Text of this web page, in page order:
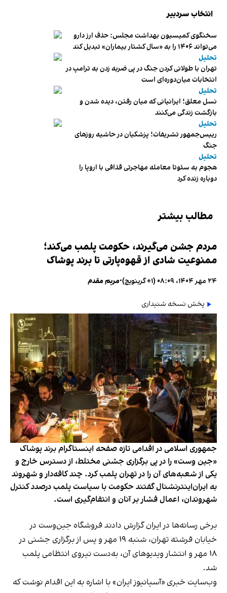
انتخاب سردبیر
سخنگوی کمیسیون بهداشت مجلس: حذف ارز دارو
می‌تواند ۱۴۰۶ را به «سال کشتار بیماران» تبدیل کند
تحلیل
تهران با طولانی کردن جنگ در پی ضربه زدن به ترامپ در
انتخابات میان‌دوره‌ای است
تحلیل
نسل معلق؛ ایرانیانی که میان رفتن، دیده شدن و
بازگشت زندگی می‌کنند
تحلیل
رییس‌جمهور تشریفات؛ پزشکیان در حاشیه روزهای
جنگ
تحلیل
هجوم به سئوتا معامله مهاجرتی قذافی با اروپا را
دوباره زنده کرد
مطالب بیشتر
مردم جشن می‌گیرند، حکومت پلمب می‌کند؛
ممنوعیت شادی از قهوه‌پارتی تا برند پوشاک
۲۴ مهر ۱۴۰۴، ۰۸:۰۹ (‎+۱ گرینویچ) •مریم مقدم
پخش نسخه شنیداری
جمهوری اسلامی در اقدامی تازه صفحه اینستاگرام برند پوشاک
«جین وست» را در پی برگزاری جشنی مختلط، از دسترس خارج و
یکی از شعبه‌های آن را در تهران پلمب کرد. چند کافه‌‌دار و شهروند
به ایران‌اینترنشنال گفتند حکومت با سیاست پلمب درصدد کنترل
شهروندان، اعمال فشار بر آنان و انتقام‌گیری است.
برخی رسانه‌ها در ایران گزارش دادند فروشگاه جین‌وست در
خیابان فرشته تهران، شنبه ۱۹ مهر و پس از برگزاری جشنی در
۱۸ مهر و انتشار ویدیوهای آن، به‌دست نیروی انتظامی پلمب
شد.
وب‌سایت خبری «آسیانیوز ایران» با اشاره به این اقدام نوشت که